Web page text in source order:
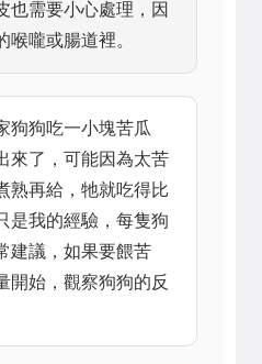
也需要小心處理，因
喉嚨或腸道裡。
狗狗吃一小塊苦瓜
來了，可能因為太苦
熟再給，牠就吃得比
是我的經驗，每隻狗
建議，如果要餵苦
開始，觀察狗狗的反